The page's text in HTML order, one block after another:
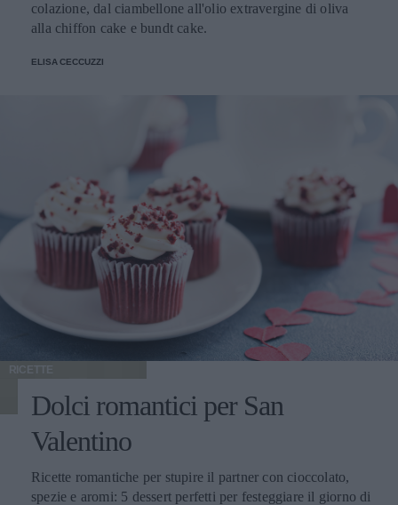
colazione, dal ciambellone all'olio extravergine di oliva
alla chiffon cake e bundt cake.
ELISA CECCUZZI
RICETTE
Dolci romantici per San
Valentino
Ricette romantiche per stupire il partner con cioccolato,
spezie e aromi: 5 dessert perfetti per festeggiare il giorno di